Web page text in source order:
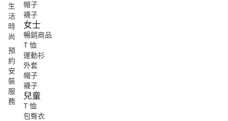
生
活
時
尚
預
約
安
裝
服
務
帽子
襪子
女士
暢銷商品
T 恤
運動衫
外套
帽子
襪子
兒童
T 恤
包臀衣